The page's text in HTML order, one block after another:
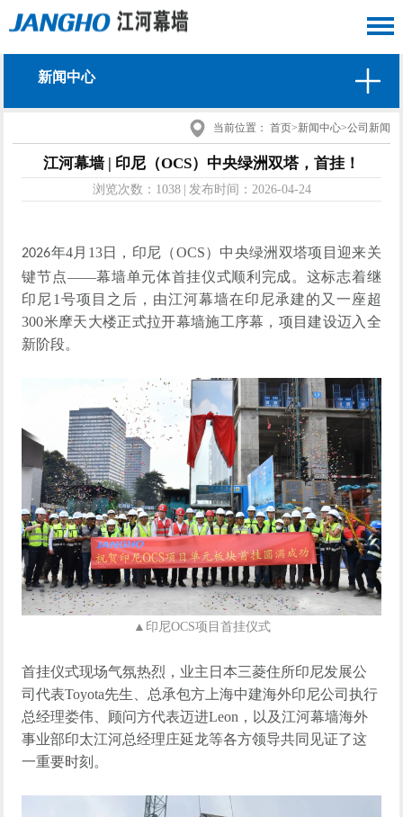
新闻中心
当前位置： 首页>新闻中心>公司新闻
江河幕墙 | 印尼（OCS）中央绿洲双塔，首挂！
浏览次数： 1038 发布时间： 2026-04-24
2026年4月 13日，印尼（OCS）中央绿洲双塔项目迎来关
键节点——幕墙单元体首挂仪式顺利完成。 这标志着继
印尼1号项目 之 后 ，由江河幕墙在印尼承建的 又一 座超
300米摩天大楼正式拉开幕墙施工 序幕 ， 项目建设迈入全
新阶段。
▲印尼OCS项目首挂仪式
首挂仪式现场气氛热烈 ，业主日本三菱住所印尼发展公
司代表Toyota先生、 总承包方 上海中建海外印尼公司执行
总经理娄伟、 顾问方代表迈进Leon ，以及江河幕墙海外
事业部印太江河总经理庄延龙等各方领导共同见证了这
一重要时刻。